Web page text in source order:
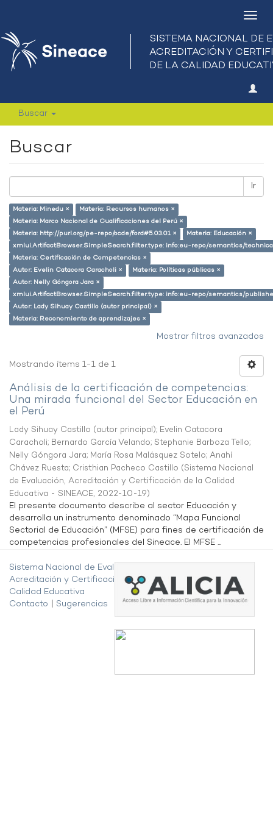
Buscar
Buscar
Ir
Materia: Minedu ×
Materia: Recursos humanos ×
Materia: Marco Nacional de Cualificaciones del Perú ×
Materia: http://purl.org/pe-repo/ocde/ford#5.03.01 ×
Materia: Educación ×
xmlui.ArtifactBrowser.SimpleSearch.filter.type: info:eu-repo/semantics/
Materia: Certificación de Competencias ×
Autor: Evelin Catacora Caracholi ×
Materia: Políticas públicas ×
Autor: Nelly Góngora Jara ×
xmlui.ArtifactBrowser.SimpleSearch.filter.type: info:eu-repo/semantics/
Autor: Lady Sihuay Castillo (autor principal) ×
Materia: Reconomiento de aprendizajes ×
Mostrar filtros avanzados
Mostrando ítems 1-1 de 1
Análisis de la certificación de competencias:
Una mirada funcional del Sector Educación en
el Perú
Lady Sihuay Castillo (autor principal); Evelin Catacora
Caracholi; Bernardo García Velando; Stephanie Barboza Tello;
Nelly Góngora Jara; María Rosa Malásquez Sotelo; Anahí
Chávez Ruesta; Cristhian Pacheco Castillo (Sistema Nacional
de Evaluación, Acreditación y Certificación de la Calidad
Educativa - SINEACE, 2022-10-19)
El presente documento describe al sector Educación y
desarrolla un instrumento denominado “Mapa Funcional
Sectorial de Educación” (MFSE) para fines de certificación de
competencias profesionales del Sineace. El MFSE ...
Sistema Nacional de Evaluación,
Acreditación y Certificación de la
Calidad Educativa
Contacto
Sugerencias